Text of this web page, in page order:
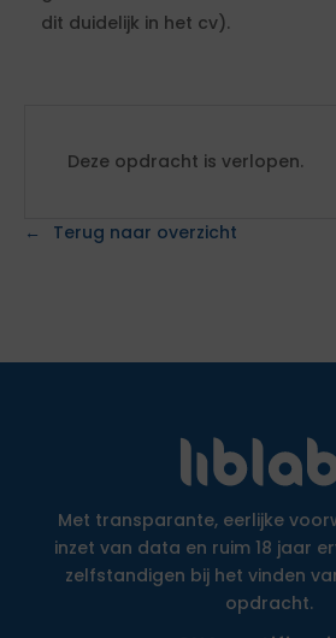
dit duidelijk in het cv).
Deze opdracht is verlopen.
Terug naar overzicht
Met transparante, eerlijke
inzet van data en ruim 18 jaar
zelfstandigen bij het vinden
opdracht.